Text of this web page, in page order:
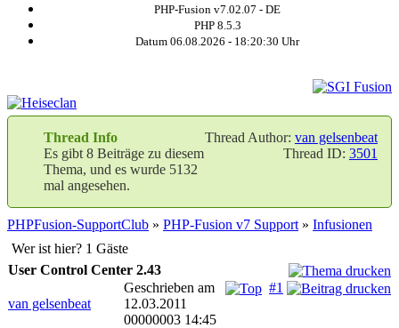
PHP-Fusion v7.02.07 - DE
PHP 8.5.3
Datum 06.08.2026 - 18:20:31 Uhr
Thread Author: van gelsenbeat
Thread ID: 3501
Thread Info
Es gibt 8 Beiträge zu diesem
Thema, und es wurde 5132
mal angesehen.
PHPFusion-SupportClub » PHP-Fusion v7 Support » Infusionen
Wer ist hier? 1 Gäste
User Control Center 2.43
van gelsenbeat
#1
Geschrieben am
12.03.2011
00000003 14:45